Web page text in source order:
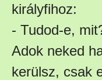
királyfihoz:
- Tudod-e,
Adok neked
kerülsz, csak